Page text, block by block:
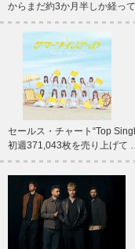
からまだ約3か月半しか経っ
セールス・チャート“Top
初週371,043枚を売り上げて